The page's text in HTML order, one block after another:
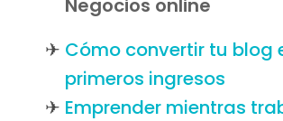
Negocios online
Cómo convertir tu blog
primeros ingresos
Emprender mientras